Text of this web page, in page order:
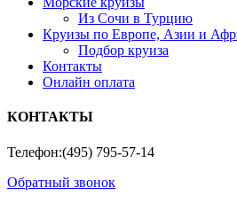
Из Сочи в Турцию
Круизы по Европе, Азии и
Подбор круиза
Контакты
Онлайн оплата
КОНТАКТЫ
Телефон:(495) 795-57-14
Обратный звонок